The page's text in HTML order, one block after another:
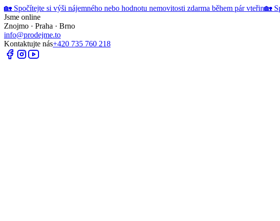
🏡 Spočítejte si výši nájemného nebo hodnotu nemovitosti zdarma během pár vteřin🏡
Jsme online
Znojmo · Praha · Brno
info@prodejme.to
Kontaktujte nás+420 735 760 218